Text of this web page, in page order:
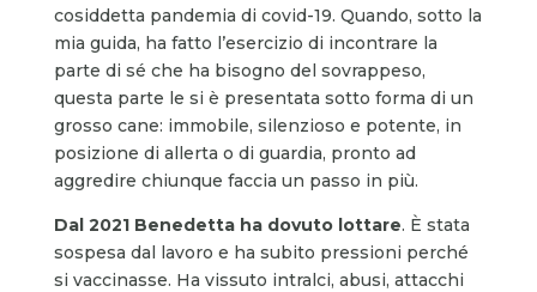
cosiddetta pandemia di covid-19. Quando, sotto la
mia guida, ha fatto l’esercizio di incontrare la
parte di sé che ha bisogno del sovrappeso,
questa parte le si è presentata sotto forma di un
grosso cane: immobile, silenzioso e potente, in
posizione di allerta o di guardia, pronto ad
aggredire chiunque faccia un passo in più.
Dal 2021 Benedetta ha dovuto lottare. È stata
sospesa dal lavoro e ha subito pressioni perché
si vaccinasse. Ha vissuto intralci, abusi, attacchi